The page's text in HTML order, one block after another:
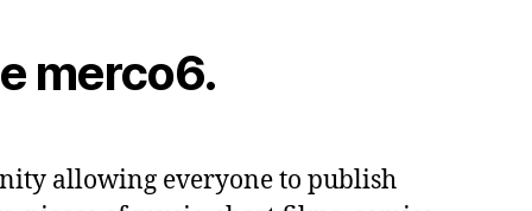
merco6.
allowing everyone to publish